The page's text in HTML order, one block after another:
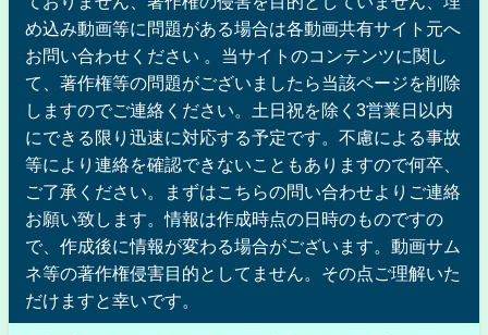
め込み動画等に問題がある場合は各動画共有サイト元へ
お問い合わせください 。当サイトのコンテンツに関し
て、著作権等の問題がございましたら当該ページを削除
しますのでご連絡ください。土日祝を除く3営業日以内
にできる限り迅速に対応する予定です。不慮による事故
等により連絡を確認できないこともありますので何卒、
ご了承ください。まずはこちらの問い合わせよりご連絡
お願い致します。情報は作成時点の日時のものですの
で、作成後に情報が変わる場合がございます。動画サム
ネ等の著作権侵害目的としてません。その点ご理解いた
だけますと幸いです。